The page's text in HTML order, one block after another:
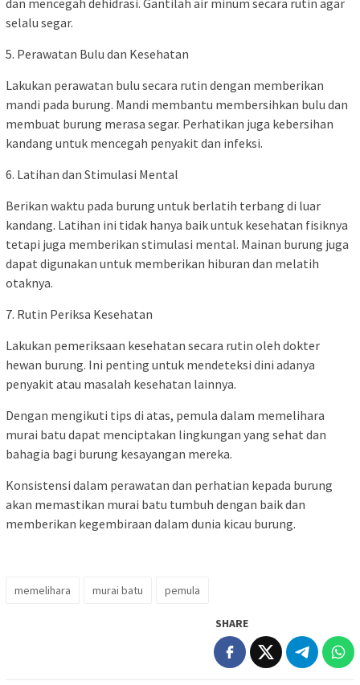
dan mencegah dehidrasi. Gantilah air minum secara rutin agar
selalu segar.
5. Perawatan Bulu dan Kesehatan
Lakukan perawatan bulu secara rutin dengan memberikan
mandi pada burung. Mandi membantu membersihkan bulu dan
membuat burung merasa segar. Perhatikan juga kebersihan
kandang untuk mencegah penyakit dan infeksi.
6. Latihan dan Stimulasi Mental
Berikan waktu pada burung untuk berlatih terbang di luar
kandang. Latihan ini tidak hanya baik untuk kesehatan fisiknya
tetapi juga memberikan stimulasi mental. Mainan burung juga
dapat digunakan untuk memberikan hiburan dan melatih
otaknya.
7. Rutin Periksa Kesehatan
Lakukan pemeriksaan kesehatan secara rutin oleh dokter
hewan burung. Ini penting untuk mendeteksi dini adanya
penyakit atau masalah kesehatan lainnya.
Dengan mengikuti tips di atas, pemula dalam memelihara
murai batu dapat menciptakan lingkungan yang sehat dan
bahagia bagi burung kesayangan mereka.
Konsistensi dalam perawatan dan perhatian kepada burung
akan memastikan murai batu tumbuh dengan baik dan
memberikan kegembiraan dalam dunia kicau burung.
memelihara murai batu pemula
SHARE